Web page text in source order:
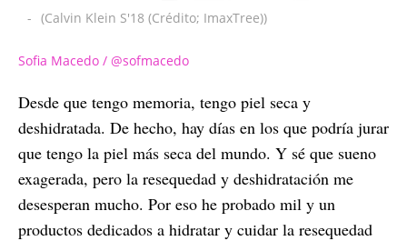
- (Calvin Klein S'18 (Crédito; ImaxTree))
Sofia Macedo / @sofmacedo
Desde que tengo memoria, tengo piel seca y
deshidratada. De hecho, hay días en los que podría jurar
que tengo la piel más seca del mundo. Y sé que sueno
exagerada, pero la resequedad y deshidratación me
desesperan mucho. Por eso he probado mil y un
productos dedicados a hidratar y cuidar la resequedad